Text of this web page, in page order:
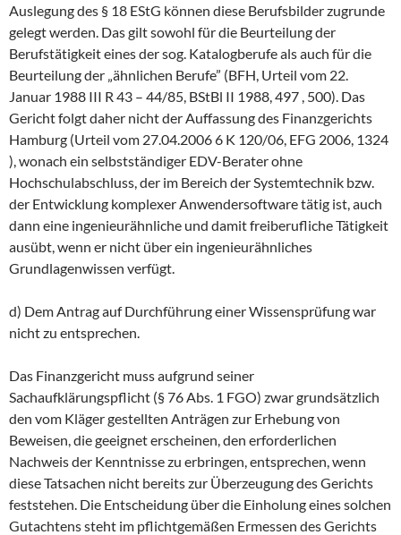
Auslegung des § 18 EStG können diese Berufsbilder zugrunde
gelegt werden. Das gilt sowohl für die Beurteilung der
Berufstätigkeit eines der sog. Katalogberufe als auch für die
Beurteilung der „ähnlichen Berufe” (BFH, Urteil vom 22.
Januar 1988 III R 43 – 44/85, BStBl II 1988, 497 , 500). Das
Gericht folgt daher nicht der Auffassung des Finanzgerichts
Hamburg (Urteil vom 27.04.2006 6 K 120/06, EFG 2006, 1324
), wonach ein selbstständiger EDV-Berater ohne
Hochschulabschluss, der im Bereich der Systemtechnik bzw.
der Entwicklung komplexer Anwendersoftware tätig ist, auch
dann eine ingenieurähnliche und damit freiberufliche Tätigkeit
ausübt, wenn er nicht über ein ingenieurähnliches
Grundlagenwissen verfügt.
d) Dem Antrag auf Durchführung einer Wissensprüfung war
nicht zu entsprechen.
Das Finanzgericht muss aufgrund seiner
Sachaufklärungspflicht (§ 76 Abs. 1 FGO) zwar grundsätzlich
den vom Kläger gestellten Anträgen zur Erhebung von
Beweisen, die geeignet erscheinen, den erforderlichen
Nachweis der Kenntnisse zu erbringen, entsprechen, wenn
diese Tatsachen nicht bereits zur Überzeugung des Gerichts
feststehen. Die Entscheidung über die Einholung eines solchen
Gutachtens steht im pflichtgemäßen Ermessen des Gerichts